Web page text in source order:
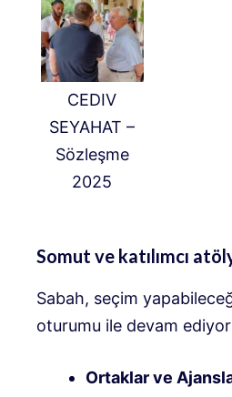
CEDIV
SEYAHAT –
Sözleşme
2025
Somut ve katılımcı
Sabah, seçim
oturumu ile devam
Ortaklar ve